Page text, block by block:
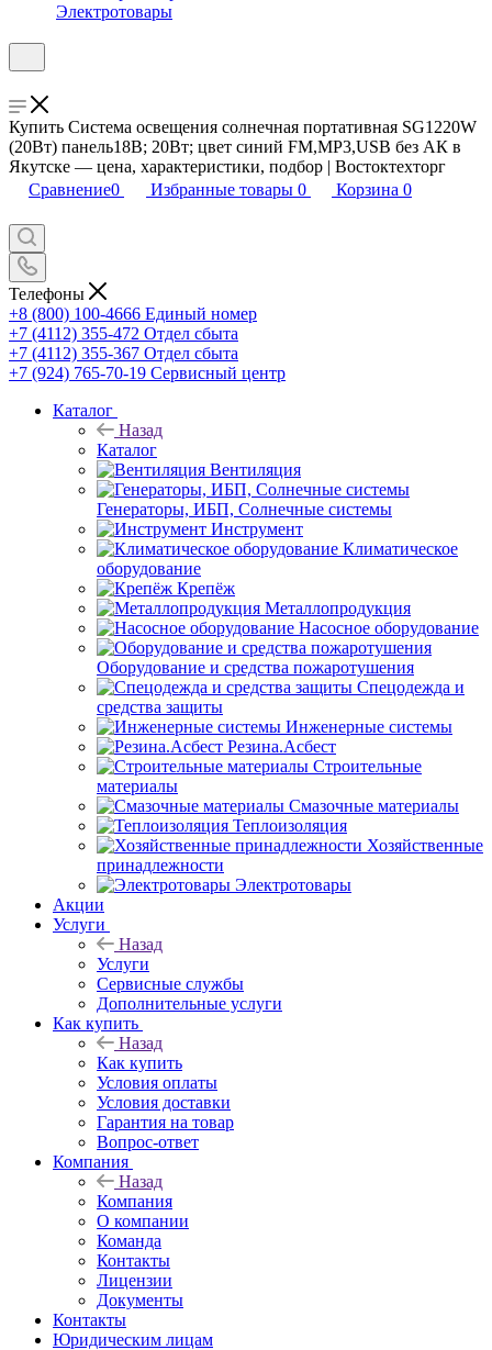
Электротовары
Купить Система освещения солнечная портативная SG1220W
(20Вт) панель18В; 20Вт; цвет синий FM,MP3,USB без АК в
Якутске — цена, характеристики, подбор | Востоктехторг
Сравнение0 Избранные товары 0 Корзина 0
Телефоны
+8 (800) 100-4666 Единый номер
+7 (4112) 355-472 Отдел сбыта
+7 (4112) 355-367 Отдел сбыта
+7 (924) 765-70-19 Сервисный центр
Каталог
Назад
Каталог
Вентиляция
Генераторы, ИБП, Солнечные системы
Инструмент
Климатическое
оборудование
Крепёж
Металлопродукция
Насосное оборудование
Оборудование и средства пожаротушения
Спецодежда и
средства защиты
Инженерные системы
Резина.Асбест
Строительные
материалы
Смазочные материалы
Теплоизоляция
Хозяйственные
принадлежности
Электротовары
Акции
Услуги
Назад
Услуги
Сервисные службы
Дополнительные услуги
Как купить
Назад
Как купить
Условия оплаты
Условия доставки
Гарантия на товар
Вопрос-ответ
Компания
Назад
Компания
О компании
Команда
Контакты
Лицензии
Документы
Контакты
Юридическим лицам